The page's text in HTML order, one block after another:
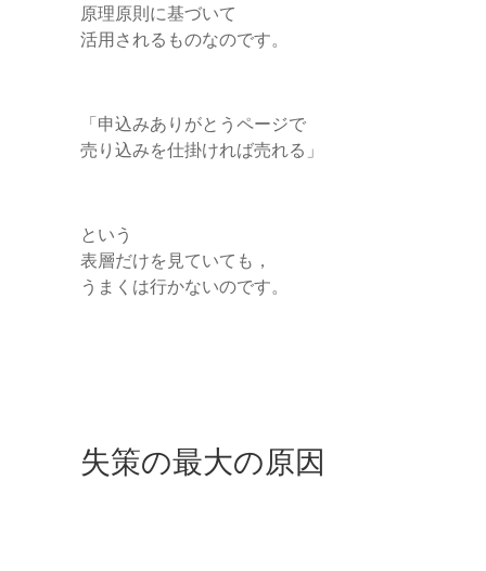
原理原則に基づいて
活用されるものなのです。
「申込みありがとうページで
売り込みを仕掛ければ売れる」
という
表層だけを見ていても，
うまくは行かないのです。
失策の最大の原因